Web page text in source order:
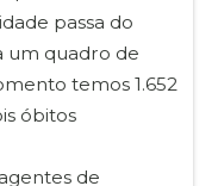
passa do
um quadro de
temos 1.652
óbitos
de